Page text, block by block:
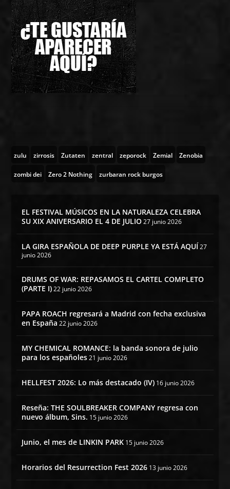
zulu zirrosis Zutaten zentral zeporock Zemial Zenobia
zombi dei Zero 2 Nothing zurbaran rock burgos
EL FESTIVAL MÚSICOS EN LA NATURALEZA CELEBRA
SU XIX ANIVERSARIO EL 4 DE JULIO 27 junio 2026
LA GIRA ESPAÑOLA DE DEEP PURPLE YA ESTÁ AQUÍ 27
junio 2026
DRUMS OF WAR: REPASAMOS EL CARTEL COMPLETO
(PARTE I) 22 junio 2026
PAPA ROACH regresará a Madrid con fecha exclusiva
en España 22 junio 2026
MY CHEMICAL ROMANCE: la banda sonora de julio
para los españoles 21 junio 2026
HELLFEST 2026: Lo más destacado (IV) 16 junio 2026
Reseña: THE SOULBREAKER COMPANY regresa con
nuevo álbum, Sins. 15 junio 2026
Junio, el mes de LINKIN PARK 15 junio 2026
Horarios del Resurrection Fest 2026 13 junio 2026